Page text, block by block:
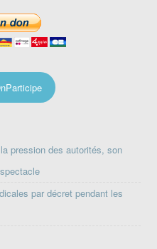
pression des autorités, son
par décret pendant les